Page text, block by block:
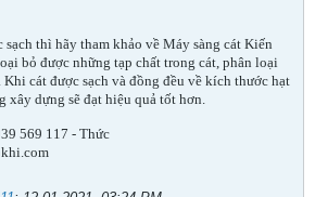
thì hãy tham khảo về Máy sàng cát Kiến
bỏ được những tạp chất trong cát, phân loại
Khi cát được sạch và đồng đều về kích thước hạt
xây dựng sẽ đạt hiệu quả tốt hơn.
569 117 - Thức